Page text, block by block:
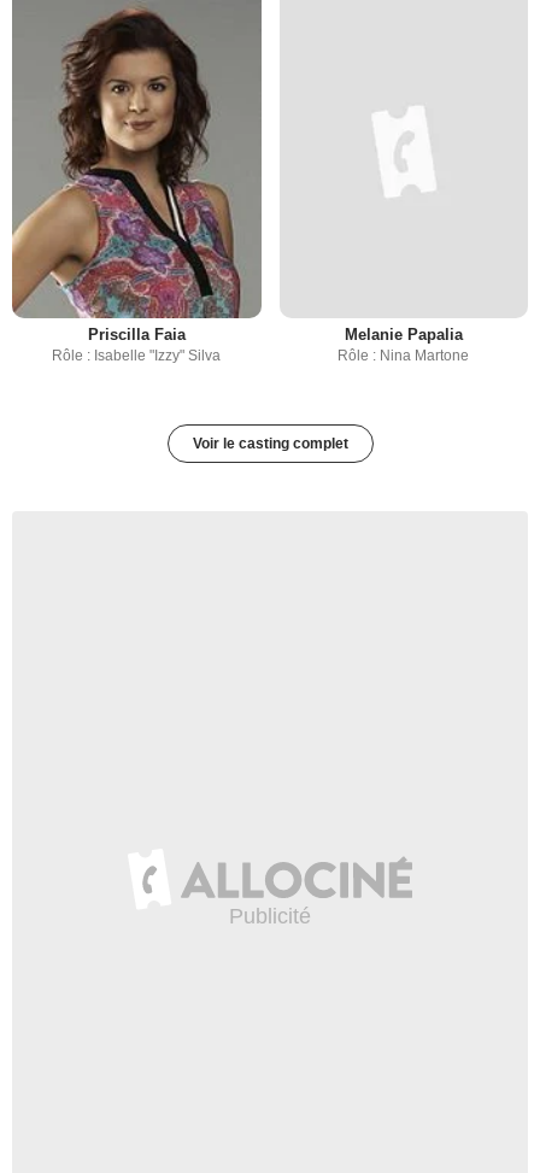
Priscilla Faia
Rôle : Isabelle "Izzy" Silva
Melanie Papalia
Rôle : Nina Martone
Voir le casting complet